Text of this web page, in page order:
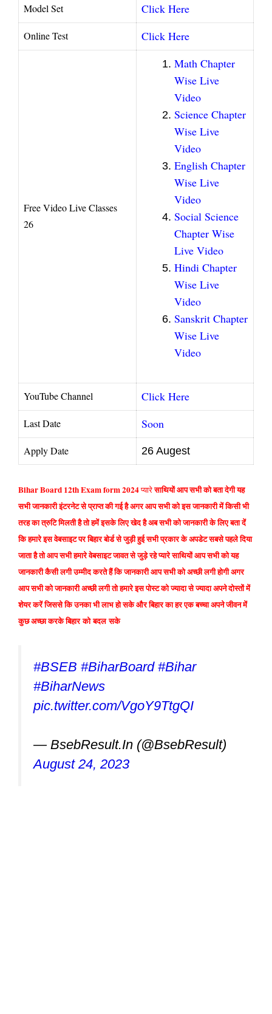
Model Set Click Here
Online Test Click Here
Free Video Live Classes
26
Math Chapter
Wise Live
Video
Science Chapter
Wise Live
Video
English Chapter
Wise Live
Video
Social Science
Chapter Wise
Live Video
Hindi Chapter
Wise Live
Video
Sanskrit Chapter
Wise Live
Video
YouTube Channel Click Here
Last Date Soon
Apply Date 26 Augest
Bihar Board 12th Exam form 2024प्यारेसाथियों आप सभी को बता देगी यह
सभी जानकारी इंटरनेट से प्राप्त की गई है अगर आप सभी को इस जानकारी में किसी भी
तरह का त्रुटि मिलती है तो हमें इसके लिए खेद है अब सभी को जानकारी के लिए बता दें
कि हमारे इस वेबसाइट पर बिहार बोर्ड से जुड़ी हुई सभी प्रकार के अपडेट सबसे पहले दिया
जाता है तो आप सभी हमारे वेबसाइट जावत से जुड़े रहे प्यारे साथियों आप सभी को यह
जानकारी कैसी लगी उम्मीद करते हैं कि जानकारी आप सभी को अच्छी लगी होगी अगर
आप सभी को जानकारी अच्छी लगी तो हमारे इस पोस्ट को ज्यादा से ज्यादा अपने दोस्तों में
शेयर करें जिससे कि उनका भी लाभ हो सके और बिहार का हर एक बच्चा अपने जीवन में
कुछ अच्छा करके बिहार को बदल सके
#BSEB #BiharBoard #Bihar
#BiharNews
pic.twitter.com/VgoY9TtgQI
— BsebResult.In (@BsebResult)
August 24, 2023